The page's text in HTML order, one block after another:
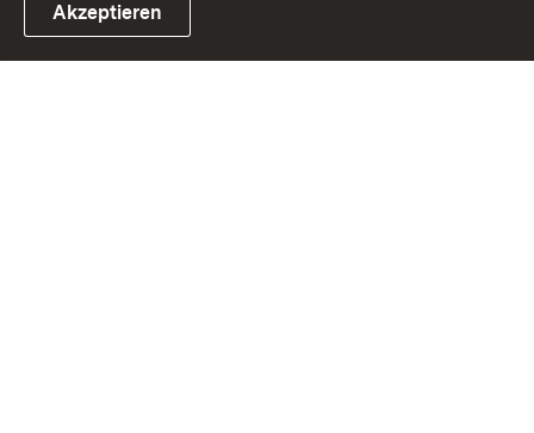
Link zum Landesportal
Akzeptieren